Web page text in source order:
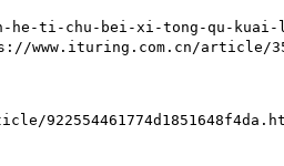
lian-he-ti-chu-bei-xi-tong-qu-
www.ituring.com.cn/article/